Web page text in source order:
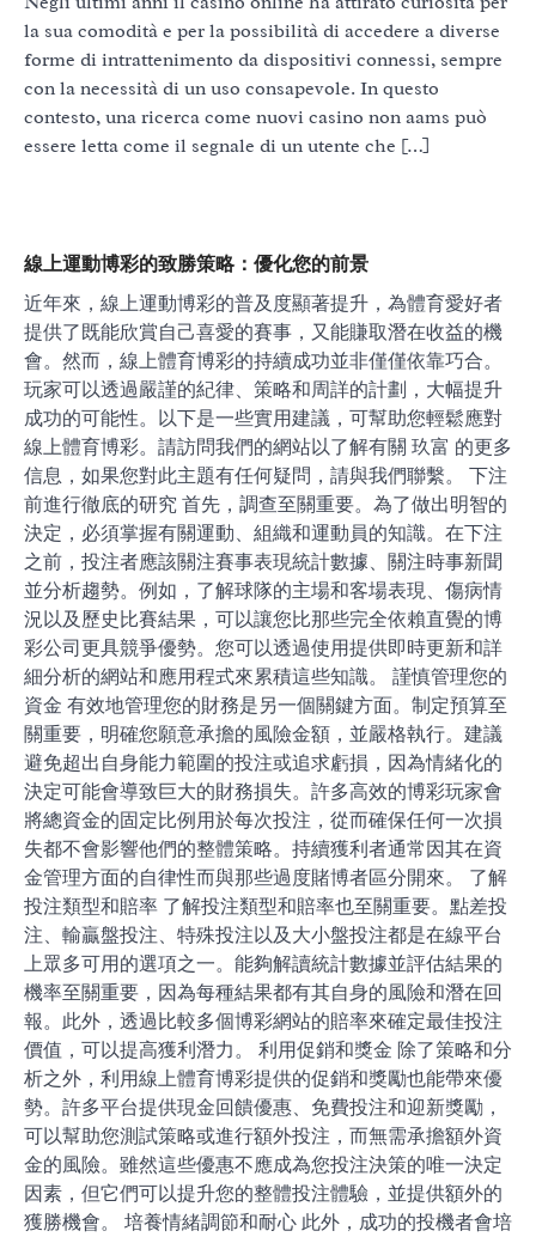
la sua comodità e per la possibilità di accedere a diverse
forme di intrattenimento da dispositivi connessi, sempre
con la necessità di un uso consapevole. In questo
contesto, una ricerca come nuovi casino non aams può
essere letta come il segnale di un utente che […]
線上運動博彩的致勝策略：優化您的前景
近年來，線上運動博彩的普及度顯著提升，為體育愛好者
提供了既能欣賞自己喜愛的賽事，又能賺取潛在收益的機
會。然而，線上體育博彩的持續成功並非僅僅依靠巧合。
玩家可以透過嚴謹的紀律、策略和周詳的計劃，大幅提升
成功的可能性。以下是一些實用建議，可幫助您輕鬆應對
線上體育博彩。請訪問我們的網站以了解有關 玖富 的更多
信息，如果您對此主題有任何疑問，請與我們聯繫。 下注
前進行徹底的研究 首先，調查至關重要。為了做出明智的
決定，必須掌握有關運動、組織和運動員的知識。在下注
之前，投注者應該關注賽事表現統計數據、關注時事新聞
並分析趨勢。例如，了解球隊的主場和客場表現、傷病情
況以及歷史比賽結果，可以讓您比那些完全依賴直覺的博
彩公司更具競爭優勢。您可以透過使用提供即時更新和詳
細分析的網站和應用程式來累積這些知識。 謹慎管理您的
資金 有效地管理您的財務是另一個關鍵方面。制定預算至
關重要，明確您願意承擔的風險金額，並嚴格執行。建議
避免超出自身能力範圍的投注或追求虧損，因為情緒化的
決定可能會導致巨大的財務損失。許多高效的博彩玩家會
將總資金的固定比例用於每次投注，從而確保任何一次損
失都不會影響他們的整體策略。持續獲利者通常因其在資
金管理方面的自律性而與那些過度賭博者區分開來。 了解
投注類型和賠率 了解投注類型和賠率也至關重要。點差投
注、輸贏盤投注、特殊投注以及大小盤投注都是在線平台
上眾多可用的選項之一。能夠解讀統計數據並評估結果的
機率至關重要，因為每種結果都有其自身的風險和潛在回
報。此外，透過比較多個博彩網站的賠率來確定最佳投注
價值，可以提高獲利潛力。 利用促銷和獎金 除了策略和分
析之外，利用線上體育博彩提供的促銷和獎勵也能帶來優
勢。許多平台提供現金回饋優惠、免費投注和迎新獎勵，
可以幫助您測試策略或進行額外投注，而無需承擔額外資
金的風險。雖然這些優惠不應成為您投注決策的唯一決定
因素，但它們可以提升您的整體投注體驗，並提供額外的
獲勝機會。 培養情緒調節和耐心 此外，成功的投機者會培